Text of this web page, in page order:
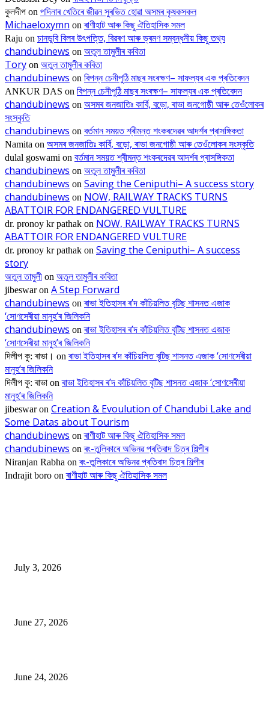
কুলদীপ on পদিনাৰ খেতিৰে জীৱন সুৰভিত হোৱা অসমৰ কৃষকসকল
Michaeloxymn onৰাণীহাট আৰু কিছু ঐতিহাসিক সমল
Raju on চানডুবি বিলৰ উৎপত্তি, বিৱৰণ আৰু ভ্ৰমণ সম্বন্ধনীয় কিছু তথ্য
chandubinews on অতুল তামুলীৰ কবিতা
Tory on অতুল তামুলীৰ কবিতা
chandubinews on বিপন্ন চেনীপুঠি মাছৰ সংৰক্ষণ– সাফল্যৰ এক প্ৰতিবেদন
ANKUR DAS on বিপন্ন চেনীপুঠি মাছৰ সংৰক্ষণ– সাফল্যৰ এক প্ৰতিবেদন
chandubinews on অসমৰ জনজাতিঃ কাৰ্বি, বড়ো, ৰাভা জনগোষ্ঠী আৰু তেওঁলোকৰ
সংস্কৃতি
chandubinews on বৰ্তমান সময়ত শ্ৰীমন্ত শংকৰদেৱৰ আদৰ্শৰ প্ৰাসঙ্গিকতা
Namita on অসমৰ জনজাতিঃ কাৰ্বি, বড়ো, ৰাভা জনগোষ্ঠী আৰু তেওঁলোকৰ সংস্কৃতি
dulal goswami on বৰ্তমান সময়ত শ্ৰীমন্ত শংকৰদেৱৰ আদৰ্শৰ প্ৰাসঙ্গিকতা
chandubinews on অতুল তামুলীৰ কবিতা
chandubinews on Saving the Ceniputhi– A success story
chandubinews on NOW, RAILWAY TRACKS TURNS
ABATTOIR FOR ENDANGERED VULTURE
dr. pronoy kr pathak on NOW, RAILWAY TRACKS TURNS
ABATTOIR FOR ENDANGERED VULTURE
dr. pronoy kr pathak on Saving the Ceniputhi– A success
story
অতুল তামুলী on অতুল তামুলীৰ কবিতা
jibeswaron A Step Forward
chandubinews onৰাভা ইতিহাসৰ ৰ’দ কাঁচিয়লিত বৃটিছ শাসনত এজাক
‘সোণসেৰীয়া মানুহ’ৰ জিলিকনি
chandubinews onৰাভা ইতিহাসৰ ৰ’দ কাঁচিয়লিত বৃটিছ শাসনত এজাক
‘সোণসেৰীয়া মানুহ’ৰ জিলিকনি
দিলীপ কু: ৰাভা। onৰাভা ইতিহাসৰ ৰ’দ কাঁচিয়লিত বৃটিছ শাসনত এজাক ‘সোণসেৰীয়া
মানুহ’ৰ জিলিকনি
দিলীপ কু: ৰাভা onৰাভা ইতিহাসৰ ৰ’দ কাঁচিয়লিত বৃটিছ শাসনত এজাক ‘সোণসেৰীয়া
মানুহ’ৰ জিলিকনি
jibeswaron Creation & Evoulution of Chandubi Lake and
Some Datas about Tourism
chandubinews onৰাণীহাট আৰু কিছু ঐতিহাসিক সমল
chandubinews onৰং-তুলিকাৰে অভিনৱ প্ৰতিবাদ চিত্ৰ শিল্পীৰ
Niranjan Rabha onৰং-তুলিকাৰে অভিনৱ প্ৰতিবাদ চিত্ৰ শিল্পীৰ
Indrajit boro onৰাণীহাট আৰু কিছু ঐতিহাসিক সমল
July 3, 2026
June 27, 2026
June 24, 2026